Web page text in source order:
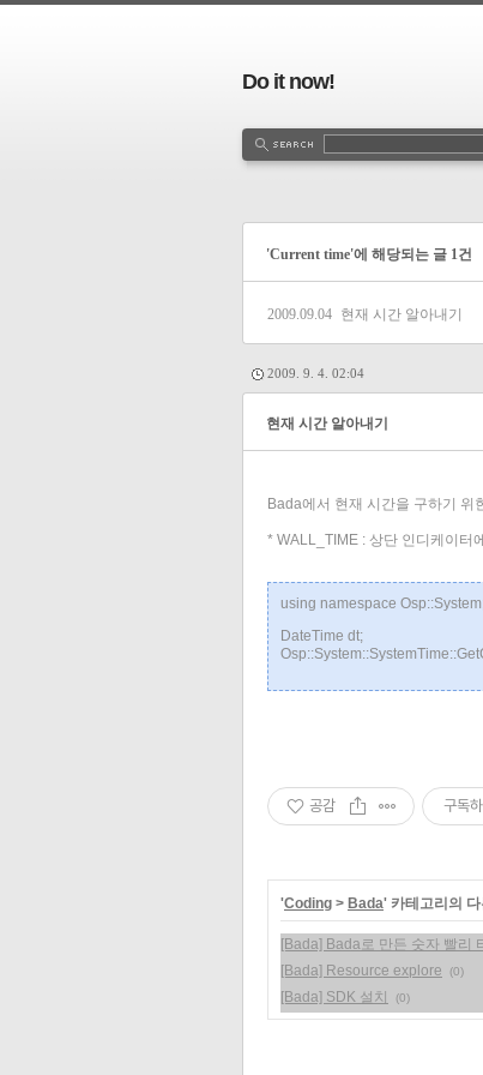
Do it now!
'Current time'에 해당되는 글 1건
2009.09.04 현재 시간 알아내기
2009. 9. 4. 02:04
현재 시간 알아내기
Bada에서 현재 시간을 구하기 위
* WALL_TIME : 상단 인디케이터
using namespace
DateTime dt;
공감 구독하
'Coding > Bada' 카테고리의
[Bada] Bada로 만든 숫자 빨리
[Bada] Resource explore (0)
[Bada] SDK 설치 (0)